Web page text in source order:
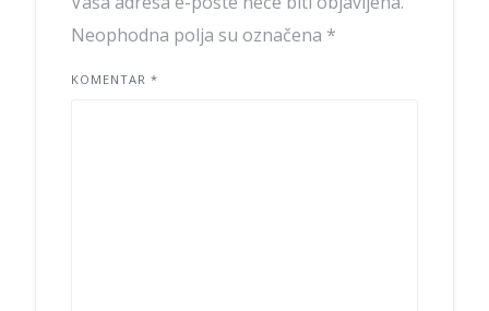
Neophodna polja su označena *
KOMENTAR *